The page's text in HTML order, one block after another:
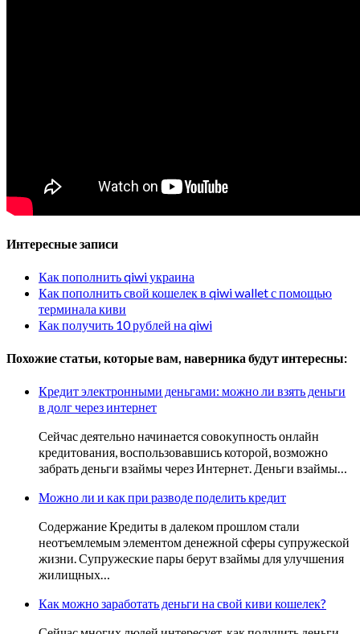
Интересные записи
Как пополнить qiwi украина
Как пополнить свой кошелек в qiwi wallet с помощью
терминала киви
Как получить 10 рублей на qiwi
Похожие статьи, которые вам, наверника будут интересны:
Кредит электронными деньгами: можно ли взять деньги
в долг через интернет
Сейчас деятельно начинается совокупность онлайн
кредитования, воспользовавшись которой, возможно
забрать деньги взаймы через Интернет. Деньги взаймы…
Можно ли и как при разводе поделить кредит
Содержание Кредиты в далеком прошлом стали
неотъемлемым элементом денежной сферы супружеской
жизни. Супружеские пары берут взаймы для улучшения
жилищных…
Как можно заработать деньги на свой киви кошелек?